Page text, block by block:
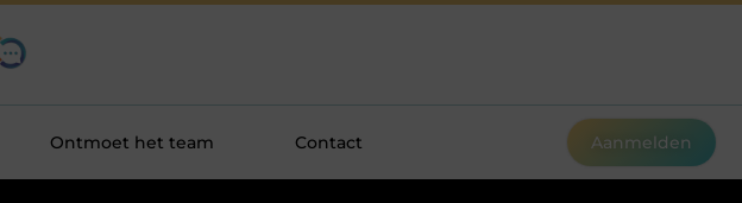
Ontmoet het team Contact Aanmelden